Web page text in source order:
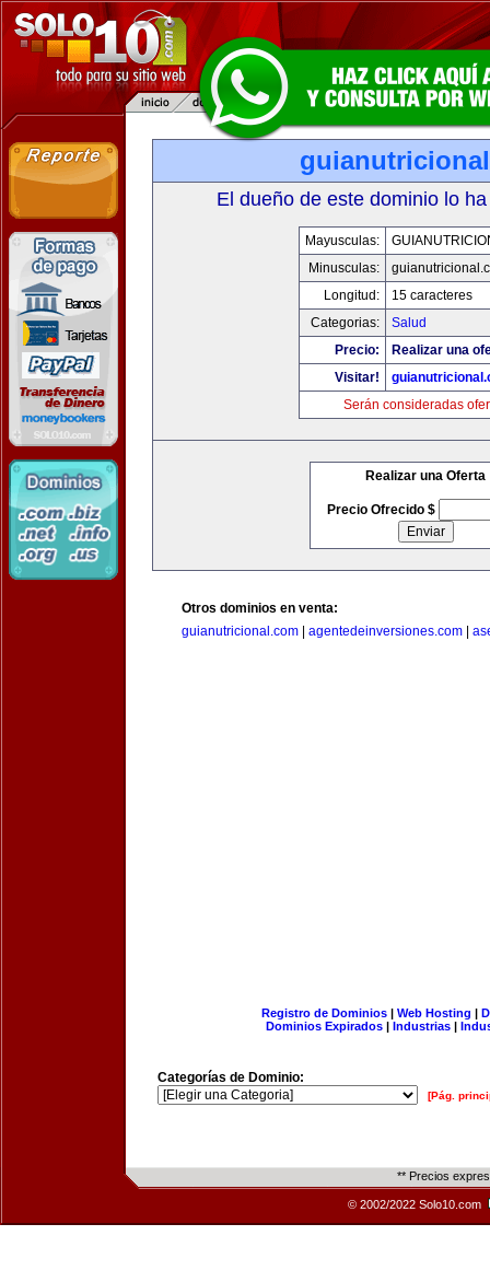
El dueño de este dominio lo
Mayusculas:
Minusculas:
Longitud:
15 caracteres
Categorias:
Salud
Precio:
Realizar una
Visitar!
Serán consideradas
Realizar una Oferta
Precio Ofrecido $
Otros dominios en venta:
guianutricional.com
agentedeinversiones.com
Registro de Dominios| Web Hosting |
Dominios Expirados | Industrias |
Categorías de Dominio:
[Pág.
** Precios
© 2002/2022 Solo10.com